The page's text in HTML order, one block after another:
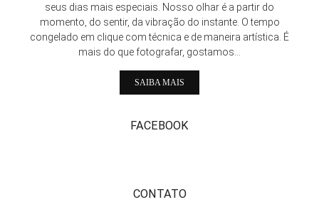
seus dias mais especiais. Nosso olhar é a partir do
momento, do sentir, da vibração do instante. O tempo
congelado em clique com técnica e de maneira artística. É
mais do que fotografar, gostamos...
SAIBA MAIS
FACEBOOK
CONTATO